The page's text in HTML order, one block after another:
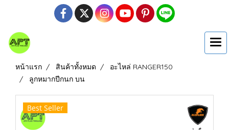
หน้าแรก สินค้าทั้งหมด
อะไหล่ RANGER150
ลูกหมากปีกนก บน
Best Seller